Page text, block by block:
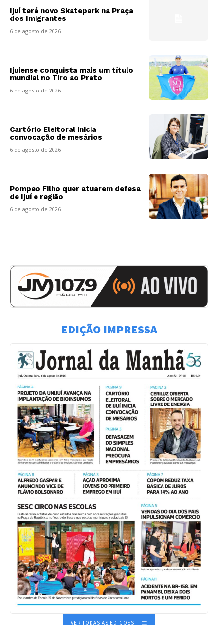
Ijuí terá novo Skatepark na Praça
dos Imigrantes
6 de agosto de 2026
Ijuiense conquista mais um título
mundial no Tiro ao Prato
6 de agosto de 2026
Cartório Eleitoral inicia
convocação de mesários
6 de agosto de 2026
Pompeo Filho quer atuarem defesa
de Ijuí e região
6 de agosto de 2026
EDIÇÃO IMPRESSA
VER TODAS AS EDIÇÕES